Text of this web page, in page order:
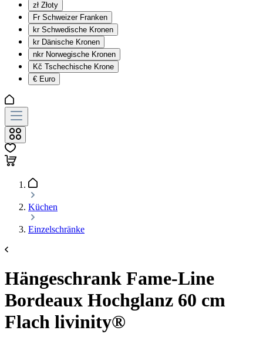
zł Złoty
Fr Schweizer Franken
kr Schwedische Kronen
kr Dänische Kronen
nkr Norwegische Kronen
Kč Tschechische Krone
€ Euro
Küchen
Einzelschränke
Hängeschrank Fame-Line
Bordeaux Hochglanz 60 cm
Flach livinity®